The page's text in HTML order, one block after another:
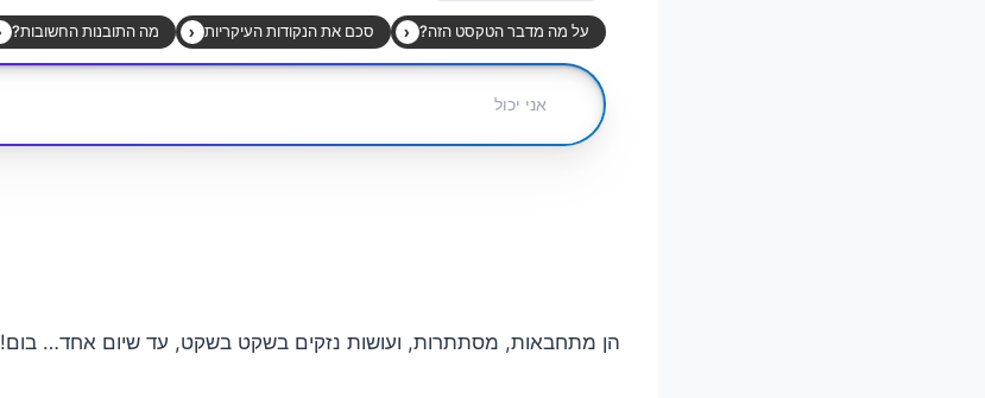
הן מתחבאות, מסתתרות, ועושות נזקים בשקט בשקט, עד שיום אחד… בום!